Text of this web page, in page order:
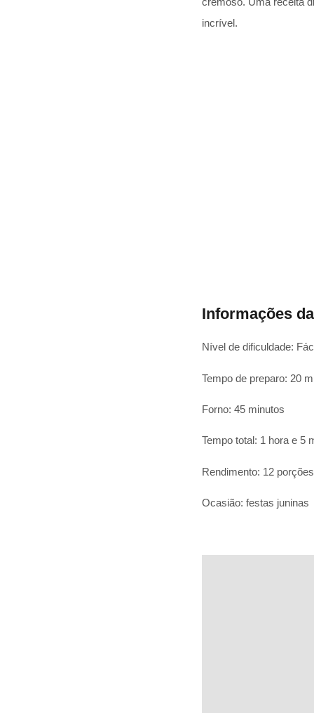
incrível.
Informações
Nível de dificuldade:
Tempo de preparo: 20
Forno: 45 minutos
Tempo total: 1 hora e 5
Rendimento: 12 porções
Ocasião: festas juninas